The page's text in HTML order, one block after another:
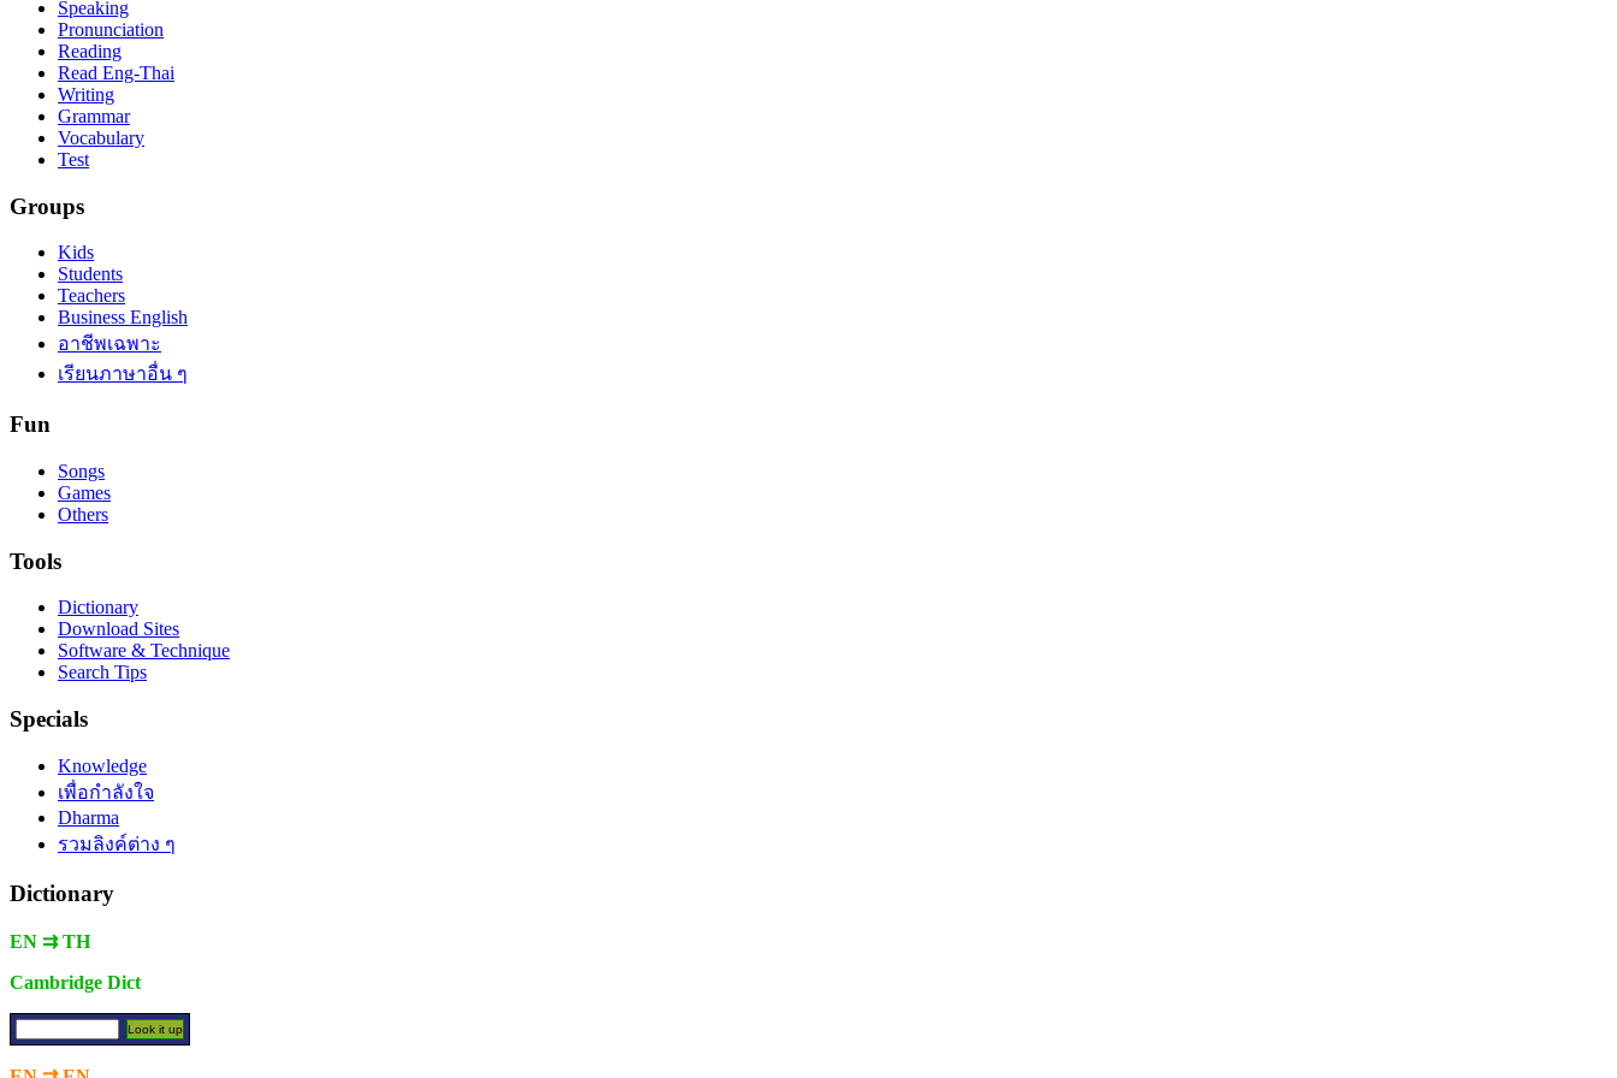
Speaking
Pronunciation
Reading
Read Eng-Thai
Writing
Grammar
Vocabulary
Test
Groups
Kids
Students
Teachers
Business English
อาชีพเฉพาะ
เรียนภาษาอื่น ๆ
Fun
Songs
Games
Others
Tools
Dictionary
Download Sites
Software & Technique
Search Tips
Specials
Knowledge
เพื่อกำลังใจ
Dharma
รวมลิงค์ต่าง ๆ
Dictionary
EN ⇉ TH
Cambridge Dict